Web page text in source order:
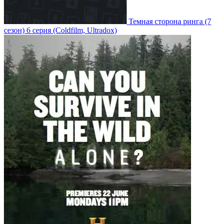
Темная сторона ринга (7
сезон) 6 серия (Coldfilm, Ultradox)